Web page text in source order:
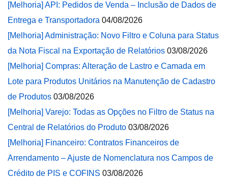
[Melhoria] API: Pedidos de Venda – Inclusão de Dados de
Entrega e Transportadora 04/08/2026
[Melhoria] Administração: Novo Filtro e Coluna para Status
da Nota Fiscal na Exportação de Relatórios 03/08/2026
[Melhoria] Compras: Alteração de Lastro e Camada em
Lote para Produtos Unitários na Manutenção de Cadastro
de Produtos 03/08/2026
[Melhoria] Varejo: Todas as Opções no Filtro de Status na
Central de Relatórios do Produto 03/08/2026
[Melhoria] Financeiro: Contratos Financeiros de
Arrendamento – Ajuste de Nomenclatura nos Campos de
Crédito de PIS e COFINS 03/08/2026